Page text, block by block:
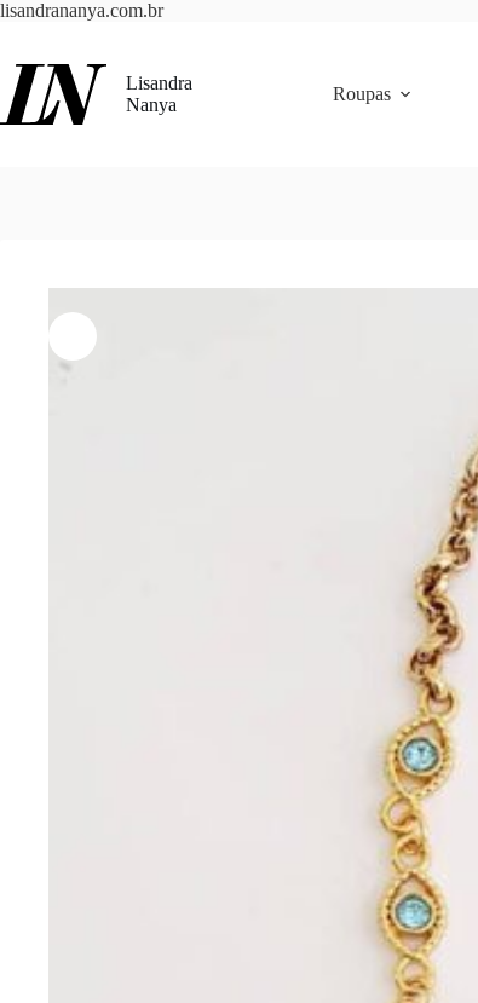
lisandrananya.com.brPular
conteúdo
Lisandra
Nanya
Roupas